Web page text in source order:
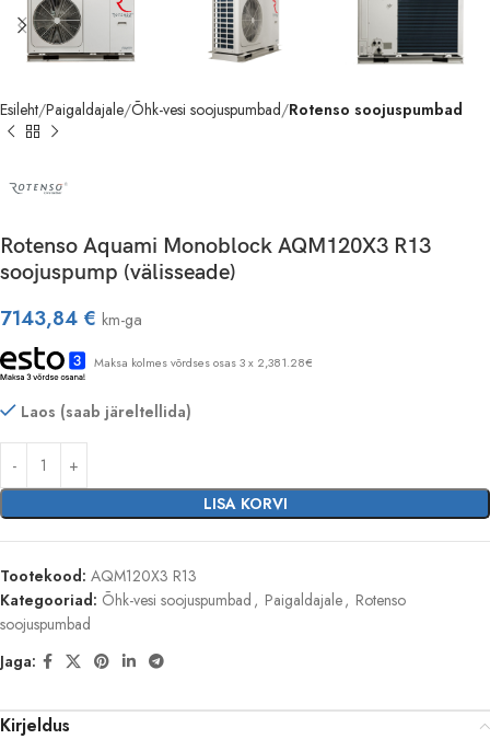
Esileht Paigaldajale Õhk-vesi soojuspumbad Rotenso soojuspumbad
Rotenso Aquami Monoblock AQM120X3 R13
soojuspump (välisseade)
7143,84 € km-ga
Maksa kolmes võrdses osas 3 x 2,381.28€
Laos (saab järeltellida)
LISA KORVI
Tootekood: AQM120X3 R13
Kategooriad: Õhk-vesi soojuspumbad , Paigaldajale, Rotenso
soojuspumbad
Jaga:
Kirjeldus